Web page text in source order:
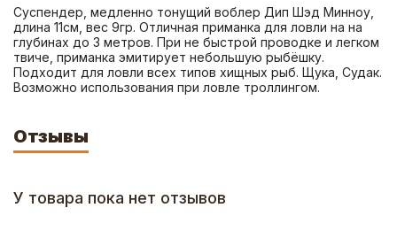
Суспендер, медленно тонущий воблер Дип Шэд Минноу,
длина 11см, вес 9гр. Отличная приманка для ловли на на
глубинах до 3 метров. При не быстрой проводке и легком
твиче, приманка эмитирует небольшую рыбёшку.
Подходит для ловли всех типов хищных рыб. Щука, Судак.
Возможно использования при ловле троллингом.
Отзывы
У товара пока нет отзывов